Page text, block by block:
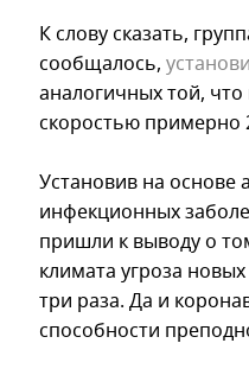
К слову сказать,
сообщалось,
аналогичных той,
скоростью примерно
Установив на основе
инфекционных
пришли к выводу о
климата угроза
три раза. Да и
способности